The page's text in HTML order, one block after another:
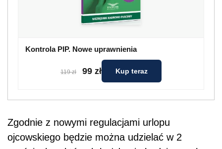
Kontrola PIP. Nowe uprawnienia
119 zł 99 zł Kup teraz
Zgodnie z nowymi regulacjami urlopu
ojcowskiego będzie można udzielać w 2